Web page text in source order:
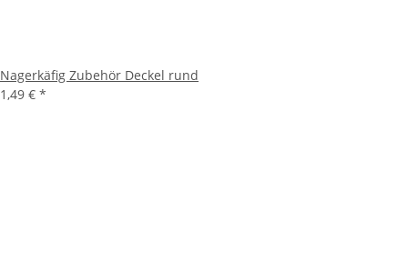
Nagerkäfig Zubehör Deckel rund
1,49 € *